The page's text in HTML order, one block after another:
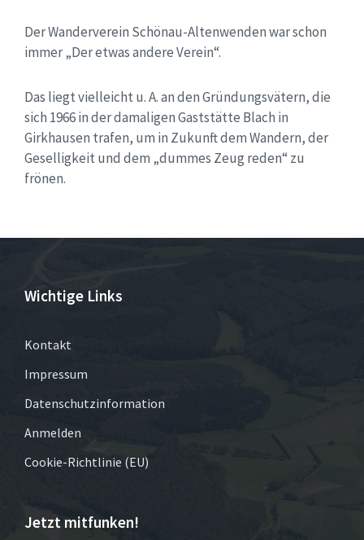
Der Wanderverein Schönau-Altenwenden war schon
immer „Der etwas andere Verein“.
Das liegt vielleicht u. A. an den Gründungsvätern, die
sich 1966 in der damaligen Gaststätte Blach in
Girkhausen trafen, um in Zukunft dem Wandern, der
Geselligkeit und dem „dummes Zeug reden“ zu
frönen.
Wichtige Links
Kontakt
Impressum
Datenschutzinformation
Anmelden
Cookie-Richtlinie (EU)
Jetzt mitfunken!